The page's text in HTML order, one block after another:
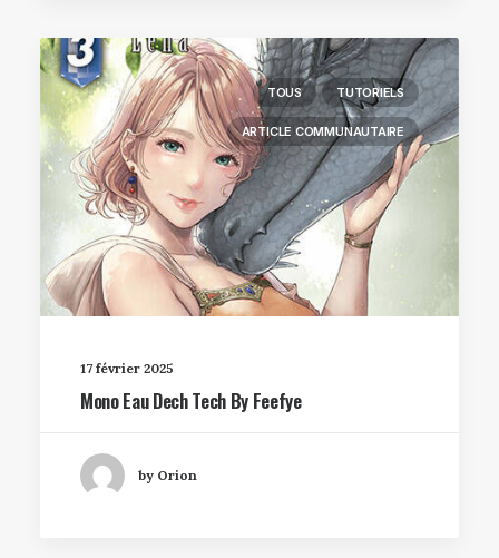
TOUS TUTORIELS
ARTICLE COMMUNAUTAIRE
17 février 2025
Mono Eau Dech Tech By Feefye
by Orion